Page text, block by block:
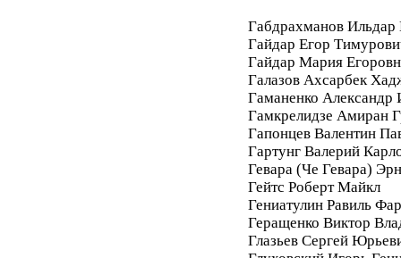
Габдрахманов Ильдар
Гайдар Егор
Гайдар Мария
Галазов Ахсарбек
Гаманенко Александр
Гамкрелидзе Амиран
Гапонцев Валентин
Гартунг Валерий
Гевара (Че Гевара)
Гейтс Роберт Майкл
Гениатулин Равиль
Геращенко Виктор
Глазьев Сергей